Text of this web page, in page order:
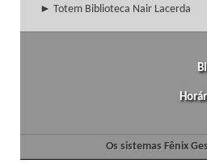
► Totem Biblioteca Nair Lacerda
Os sistemas Fênix